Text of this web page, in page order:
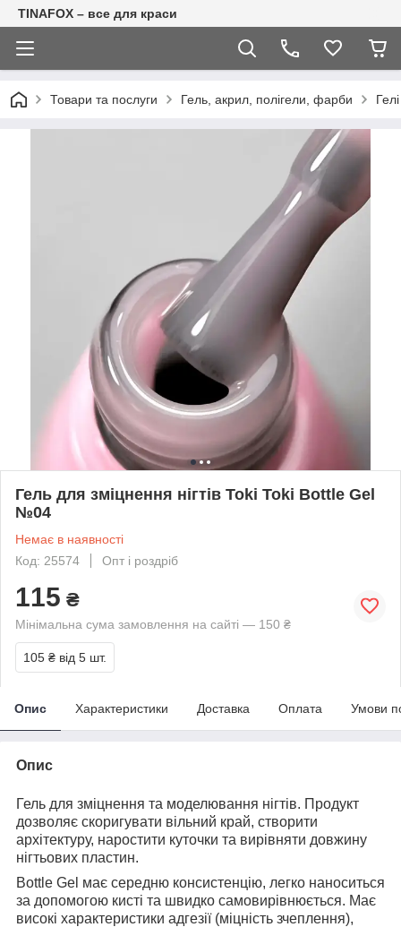
TINAFOX – все для краси
Товари та послуги Гель, акрил, полігели, фарби
Гель для зміцнення нігтів Toki Toki Bottle Gel
№04
Немає в наявності
Код: 25574
Опт і роздріб
115 ₴
Мінімальна сума замовлення на сайті — 150 ₴
105 ₴ від 5 шт.
Опис Характеристики Доставка Оплата Умови
Опис
Гель для зміцнення та моделювання нігтів. Продукт
дозволяє скоригувати вільний край, створити
архітектуру, наростити куточки та вирівняти довжину
нігтьових пластин.
Bottle Gel має середню консистенцію, легко наноситься
за допомогою кисті та швидко самовирівнюється. Має
високі характеристики адгезії (міцність зчеплення),